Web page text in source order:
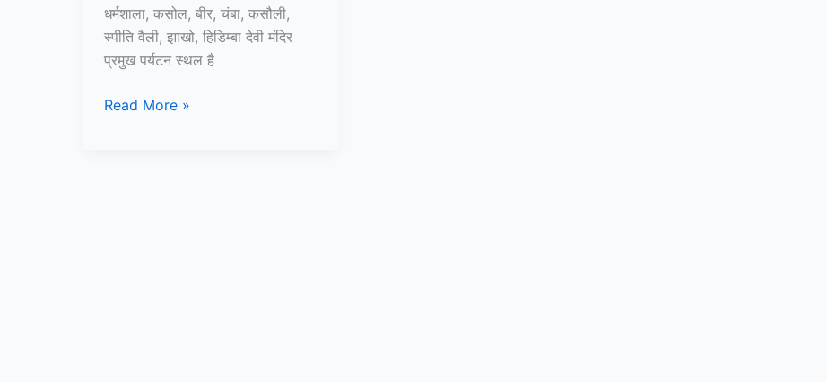
धर्मशाला, कसोल, बीर, चंबा, कसौली,
स्पीति वैली, झाखो, हिडिम्बा देवी मंदिर
प्रमुख पर्यटन स्थल है
10+
Read More »